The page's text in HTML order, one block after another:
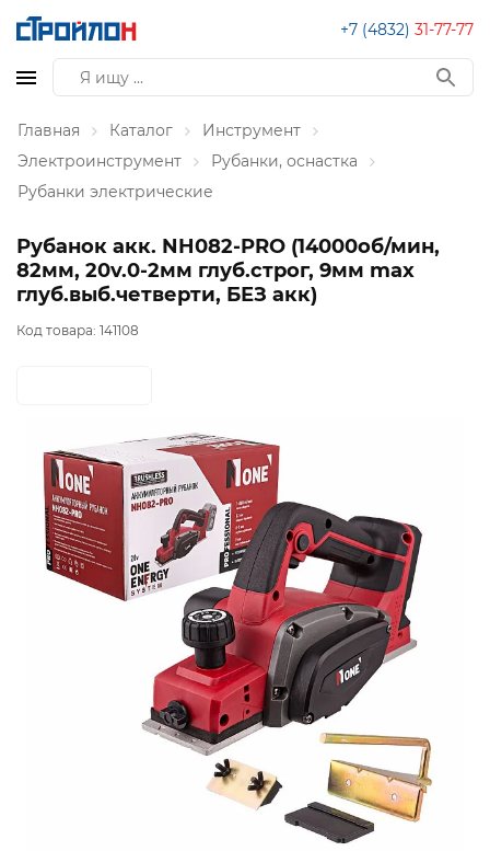
+7 (4832) 31-77-77
Главная Каталог
Инструмент
Электроинструмент
Рубанки, оснастка
Рубанки электрические
Рубанок акк. NH082-PRO (14000об/мин,
82мм, 20v.0-2мм глуб.строг, 9мм max
глуб.выб.четверти, БЕЗ акк)
Код товара: 141108